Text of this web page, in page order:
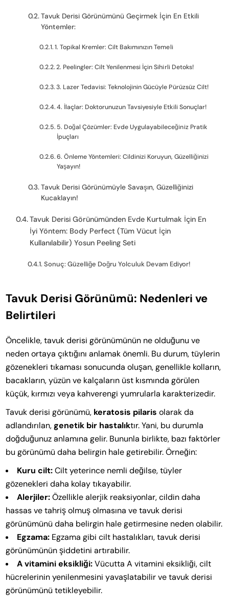
Tavuk Derisi Görünümünü Geçirmek İçin En Etkili
Yöntemler:
1. Topikal Kremler: Cilt Bakımınızın Temeli
2. Peelingler: Cilt Yenilenmesi İçin Sihirli Detoks!
3. Lazer Tedavisi: Teknolojinin Gücüyle Pürüzsüz Cilt!
4. İlaçlar: Doktorunuzun Tavsiyesiyle Etkili Sonuçlar!
5. Doğal Çözümler: Evde Uygulayabileceğiniz Pratik
İpuçları
6. Önleme Yöntemleri: Cildinizi Koruyun, Güzelliğinizi
Yaşayın!
Tavuk Derisi Görünümüyle Savaşın, Güzelliğinizi
Kucaklayın!
Tavuk Derisi Görünümünden Evde Kurtulmak İçin En
İyi Yöntem: Body Perfect (Tüm Vücut İçin
Kullanılabilir) Yosun Peeling Seti
Sonuç: Güzelliğe Doğru Yolculuk Devam Ediyor!
Tavuk Derisi Görünümü: Nedenleri ve
Belirtileri
Öncelikle, tavuk derisi görünümünün ne olduğunu ve
neden ortaya çıktığını anlamak önemli. Bu durum, tüylerin
gözenekleri tıkaması sonucunda oluşan, genellikle kolların,
bacakların, yüzün ve kalçaların üst kısmında görülen
küçük, kırmızı veya kahverengi yumrularla karakterizedir.
Tavuk derisi görünümü, keratosis pilaris olarak da
adlandırılan,genetik bir hastalıktır. Yani, bu durumla
doğduğunuz anlamına gelir. Bununla birlikte, bazı faktörler
bu görünümü daha belirgin hale getirebilir. Örneğin:
Kuru cilt:Cilt yeterince nemli değilse, tüyler
gözenekleri daha kolay tıkayabilir.
Alerjiler:Özellikle alerjik reaksiyonlar, cildin daha
hassas ve tahriş olmuş olmasına ve tavuk derisi
görünümünü daha belirgin hale getirmesine neden olabilir.
Egzama: Egzama gibi cilt hastalıkları, tavuk derisi
görünümünün şiddetini artırabilir.
A vitamini eksikliği:Vücutta A vitamini eksikliği, cilt
hücrelerinin yenilenmesini yavaşlatabilir ve tavuk derisi
görünümünü tetikleyebilir.